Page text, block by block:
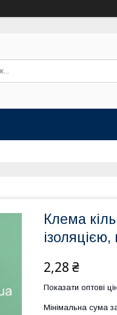
Клема
2,28 ₴
Показати оптові
Мінімальна сума